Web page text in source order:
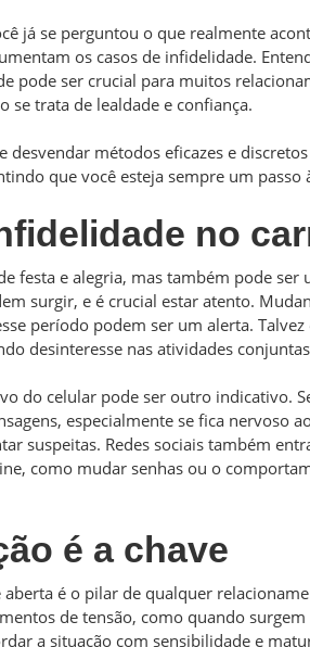
já se perguntou o que realmente
os casos de infidelidade.
pode ser crucial para muitos
se trata de lealdade e confiança.
desvendar métodos eficazes e
que você esteja sempre um passo
no
festa e alegria, mas também pode
surgir, e é crucial estar atento.
período podem ser um alerta.
desinteresse nas atividades
do celular pode ser outro indicativo.
especialmente se fica nervoso
suspeitas. Redes sociais também
como mudar senhas ou o
é a chave
é o pilar de qualquer
de tensão, como quando
a situação com sensibilidade e